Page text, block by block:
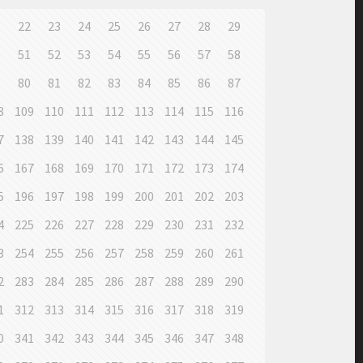
22 23 24 25 26 27 28
29
51 52 53 54 55 56 57
58
80 81 82 83 84 85 86
87
109 110 111 112 113 114 115
116
138 139 140 141 142 143 144
145
167 168 169 170 171 172 173
174
196 197 198 199 200 201 202
203
225 226 227 228 229 230 231
232
254 255 256 257 258 259 260
261
283 284 285 286 287 288 289
290
312 313 314 315 316 317 318
319
341 342 343 344 345 346 347
348